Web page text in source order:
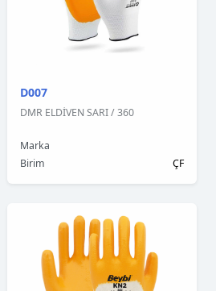
D007
DMR ELDİVEN SARI / 360
Marka
Birim
ÇF